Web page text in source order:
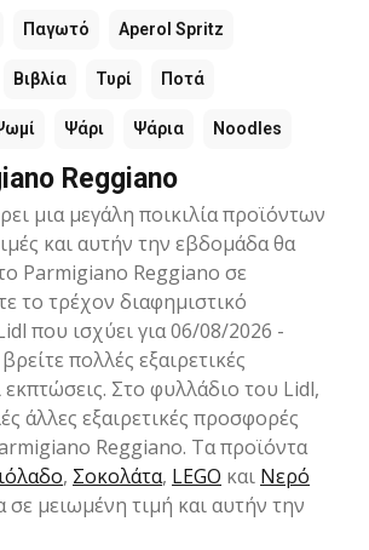
Παγωτό Aperol Spritz
Βιβλία Τυρί Ποτά
Ψάρι Ψάρια Noodles
Reggiano
μια μεγάλη ποικιλία προϊόντων
και αυτήν την εβδομάδα θα
Parmigiano Reggiano σε
το τρέχον διαφημιστικό
που ισχύει για 06/08/2026 -
πολλές εξαιρετικές
Στο φυλλάδιο του Lidl,
άλλες εξαιρετικές προσφορές
Reggiano. Τα προϊόντα
, Σοκολάτα, LEGO και Νερό
σε μειωμένη τιμή και αυτήν την